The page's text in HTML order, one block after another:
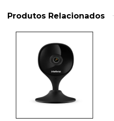
Produtos Relacionados